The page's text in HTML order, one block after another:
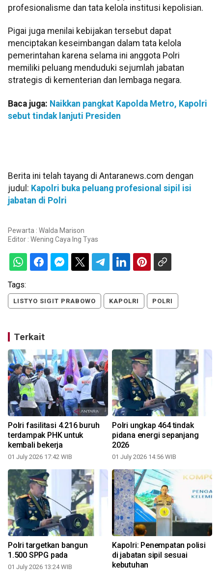
profesionalisme dan tata kelola institusi kepolisian.
Pigai juga menilai kebijakan tersebut dapat
menciptakan keseimbangan dalam tata kelola
pemerintahan karena selama ini anggota Polri
memiliki peluang menduduki sejumlah jabatan
strategis di kementerian dan lembaga negara.
Baca juga: Naikkan pangkat Kapolda Metro, Kapolri
sebut tindak lanjuti Presiden
Berita ini telah tayang di Antaranews.com dengan
judul: Kapolri buka peluang profesional sipil isi
jabatan di Polri
Pewarta : Walda Marison
Editor : Wening Caya Ing Tyas
Tags:
LISTYO SIGIT PRABOWO KAPOLRI POLRI
Terkait
Polri fasilitasi 4.216 buruh
terdampak PHK untuk
kembali bekerja
01 July 2026 17:42 WIB
Polri ungkap 464 tindak
pidana energi sepanjang
2026
01 July 2026 14:56 WIB
Polri targetkan bangun
1.500 SPPG pada
01 July 2026 13:24 WIB
Kapolri: Penempatan polisi
di jabatan sipil sesuai
kebutuhan